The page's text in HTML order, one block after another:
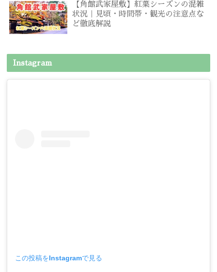
【角館武家屋敷】紅葉シーズンの混雑
状況｜見頃・時間帯・観光の注意点な
ど徹底解説
Instagram
この投稿をInstagramで見る